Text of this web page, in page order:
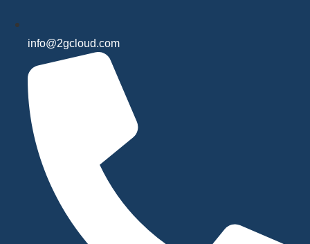
info@2gcloud.com